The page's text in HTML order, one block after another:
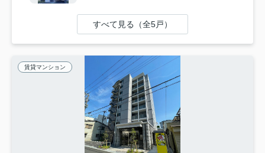
すべて見る（全5戸）
賃貸マンション